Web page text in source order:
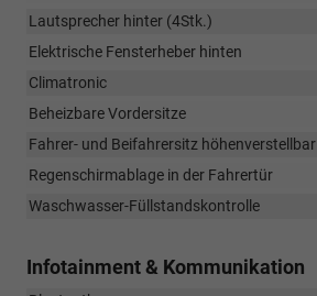
Lautsprecher hinter (4Stk.)
Elektrische Fensterheber hinten
Climatronic
Beheizbare Vordersitze
Fahrer- und Beifahrersitz höhenverstellbar
Regenschirmablage in der Fahrertür
Waschwasser-Füllstandskontrolle
Infotainment & Kommunikation